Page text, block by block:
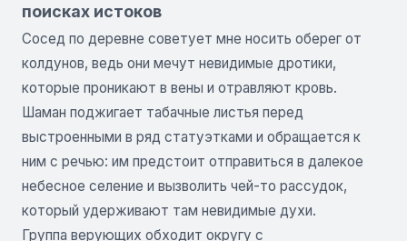
поисках истоков
Сосед по деревне советует мне носить оберег от
колдунов, ведь они мечут невидимые дротики,
которые проникают в вены и отравляют кровь.
Шаман поджигает табачные листья перед
выстроенными в ряд статуэтками и обращается к
ним с речью: им предстоит отправиться в далекое
небесное селение и вызволить чей-то рассудок,
который удерживают там невидимые духи.
Группа верующих обходит округу с